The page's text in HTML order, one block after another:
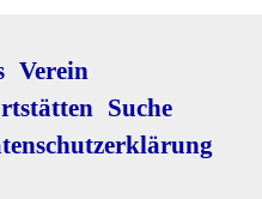
Verein
Suche